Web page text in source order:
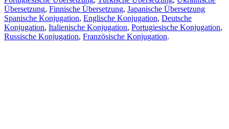
Übersetzung, Finnische Übersetzung, Japanische Übersetzung
Spanische Konjugation, Englische Konjugation, Deutsche
Konjugation, Italienische Konjugation, Portugiesische Konjugation,
Russische Konjugation, Französische Konjugation.